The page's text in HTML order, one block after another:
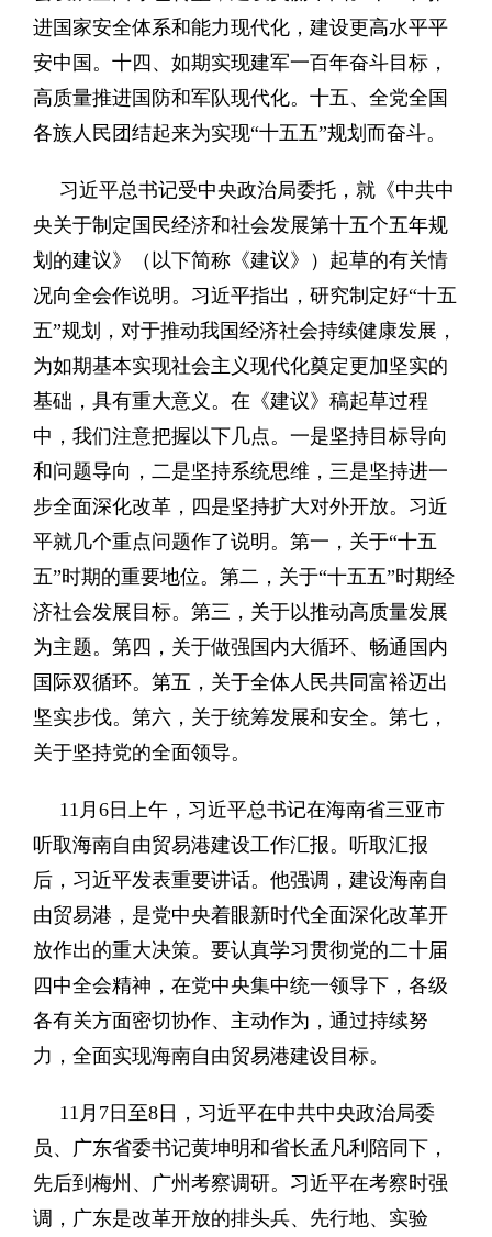
进国家安全体系和能力现代化，建设更高水平平
安中国。十四、如期实现建军一百年奋斗目标，
高质量推进国防和军队现代化。十五、全党全国
各族人民团结起来为实现“十五五”规划而奋斗。
习近平总书记受中央政治局委托，就《中共中
央关于制定国民经济和社会发展第十五个五年规
划的建议》（以下简称《建议》）起草的有关情
况向全会作说明。习近平指出，研究制定好“十五
五”规划，对于推动我国经济社会持续健康发展，
为如期基本实现社会主义现代化奠定更加坚实的
基础，具有重大意义。在《建议》稿起草过程
中，我们注意把握以下几点。一是坚持目标导向
和问题导向，二是坚持系统思维，三是坚持进一
步全面深化改革，四是坚持扩大对外开放。习近
平就几个重点问题作了说明。第一，关于“十五
五”时期的重要地位。第二，关于“十五五”时期经
济社会发展目标。第三，关于以推动高质量发展
为主题。第四，关于做强国内大循环、畅通国内
国际双循环。第五，关于全体人民共同富裕迈出
坚实步伐。第六，关于统筹发展和安全。第七，
关于坚持党的全面领导。
11月6日上午，习近平总书记在海南省三亚市
听取海南自由贸易港建设工作汇报。听取汇报
后，习近平发表重要讲话。他强调，建设海南自
由贸易港，是党中央着眼新时代全面深化改革开
放作出的重大决策。要认真学习贯彻党的二十届
四中全会精神，在党中央集中统一领导下，各级
各有关方面密切协作、主动作为，通过持续努
力，全面实现海南自由贸易港建设目标。
11月7日至8日，习近平在中共中央政治局委
员、广东省委书记黄坤明和省长孟凡利陪同下，
先后到梅州、广州考察调研。习近平在考察时强
调，广东是改革开放的排头兵、先行地、实验